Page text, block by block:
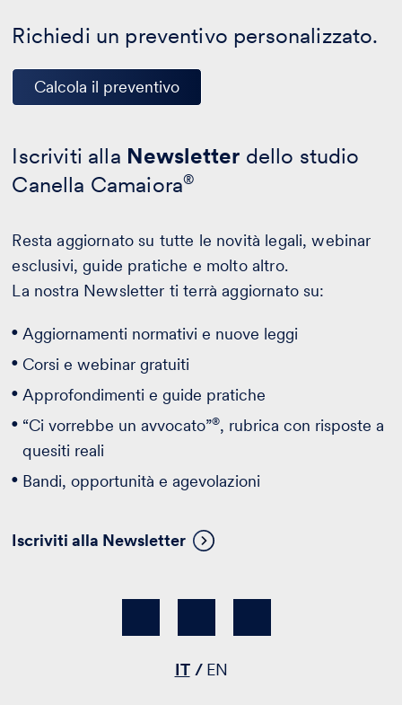
Richiedi un preventivo personalizzato.
Calcola il preventivo
Iscriviti alla Newsletter dello studio
Canella Camaiora®
Resta aggiornato su tutte le novità legali, webinar
esclusivi, guide pratiche e molto altro.
La nostra Newsletter ti terrà aggiornato su:
Aggiornamenti normativi e nuove leggi
Corsi e webinar gratuiti
Approfondimenti e guide pratiche
“Ci vorrebbe un avvocato”®, rubrica con risposte a
quesiti reali
Bandi, opportunità e agevolazioni
Iscriviti alla Newsletter
IT EN